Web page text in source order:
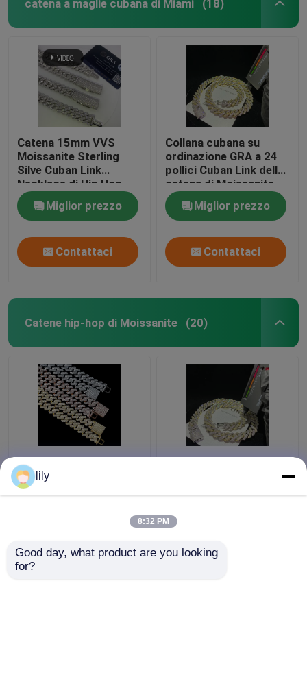
catena a maglie cubana di Miami (18)
Catena 15mm VVS
Moissanite Sterling
Silve Cuban Link
Necklace di Hip Hop
Miami Cuban Link
Miglior prezzo
Contattaci
Collana cubana su
ordinazione GRA a 24
pollici Cuban Link della
catena di Moissanite
per il concerto di
musicaMiglior prezzo
Contattaci
Catene hip-hop di Moissanite (20)
Le catene hip-hop di
Miami Moissanite dei
gioielli di GRA passano
Moissanite Cuban Link
Bling Collana
catena di 18k Cuban
Link per gli uomini
lily
8:32 PM
Good day, what product are you looking
for?